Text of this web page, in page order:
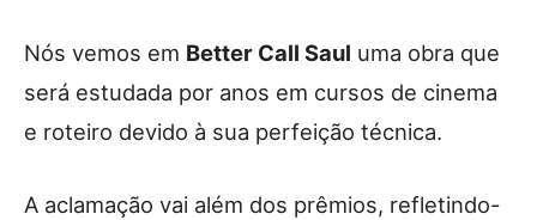
Nós vemos em Better Call Saul uma obra que
será estudada por anos em cursos de cinema
e roteiro devido à sua perfeição técnica.
A aclamação vai além dos prêmios, refletindo-